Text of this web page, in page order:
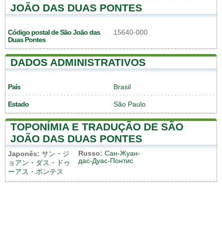
JOÃO DAS DUAS PONTES
Código postal de São João das
Duas Pontes
15640-000
DADOS ADMINISTRATIVOS
País Brasil
Estado São Paulo
TOPONÍMIA E TRADUÇÃO DE SÃO
JOÃO DAS DUAS PONTES
Japonês: サン・ジ
ョアン・ダス・ドゥ
ーアス・ポンテス
Russo: Сан-Жуан-
дас-Дуас-Понтис